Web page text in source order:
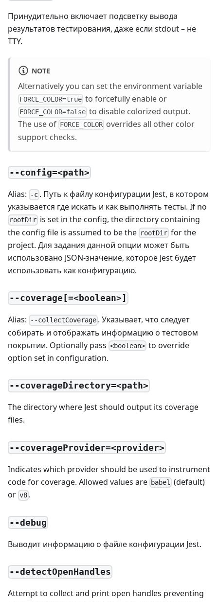
Принудительно включает подсветку вывода
результатов тестирования, даже если stdout – не
TTY.
NOTE
Alternatively you can set the environment variable
FORCE_COLOR=true to forcefully enable or
FORCE_COLOR=false to disable colorized output.
The use of
FORCE_COLOR overrides all other color
support checks.
--config=<path>
Alias: -c . Путь к файлу конфигурации Jest, в котором
указывается где искать и как выполнять тесты. If no
rootDir is set in the config, the directory containing
the config file is assumed to be the rootDir for the
project. Для задания данной опции может быть
использовано JSON-значение, которое Jest будет
использовать как конфигурацию.
--coverage[=<boolean>]
Alias: --collectCoverage . Указывает, что следует
собирать и отображать информацию о тестовом
покрытии. Optionally pass <boolean> to override
option set in configuration.
--coverageDirectory=<path>
The directory where Jest should output its coverage
files.
--coverageProvider=<provider>
Indicates which provider should be used to instrument
code for coverage. Allowed values are babel
(default)
or v8 .
--debug
Выводит информацию о файле конфигурации Jest.
--detectOpenHandles
Attempt to collect and print open handles preventing